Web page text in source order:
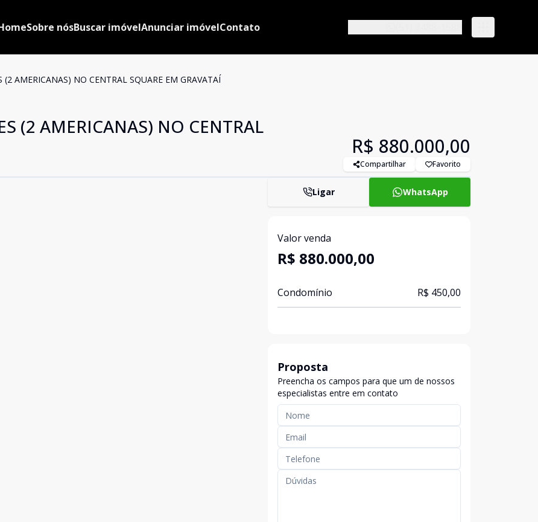
Sobre nósBuscar imóvelAnunciar imóvelContato
AMERICANAS) NO CENTRAL SQUARE EM GRAVATAÍ
(2 AMERICANAS) NO CENTRAL
R$ 880.000,00
Compartilhar Favorito
Ligar WhatsApp
Valor venda
R$ 880.000,00
Condomínio R$ 450,00
Proposta
Preencha os campos para que um de nossos
especialistas entre em contato